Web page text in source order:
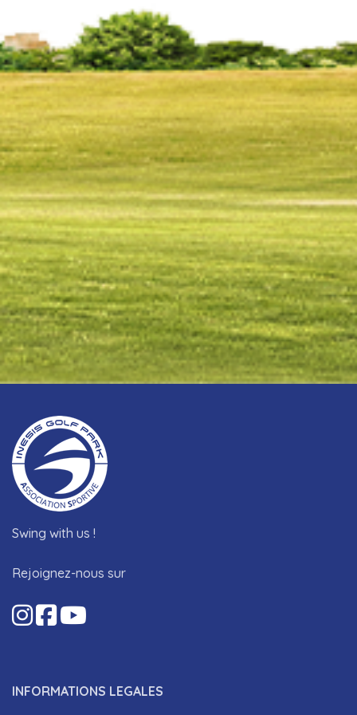
Swing with us !
Rejoignez-nous sur
INFORMATIONS LEGALES